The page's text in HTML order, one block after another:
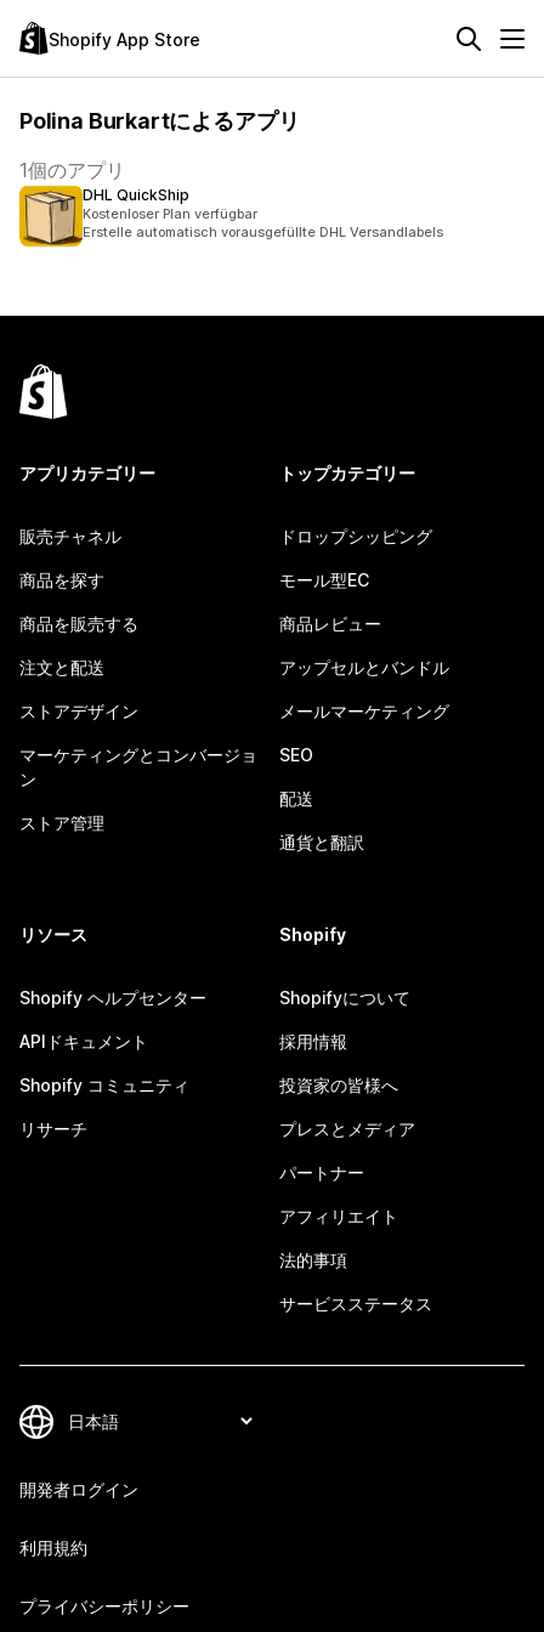
Shopify App Store
Polina Burkartによるアプリ
1個のアプリ
DHL QuickShip
Kostenloser Plan verfügbar
Erstelle automatisch vorausgefüllte DHL Versandlabels
アプリカテゴリー
販売チャネル
商品を探す
商品を販売する
注文と配送
ストアデザイン
マーケティングとコンバージョ
ン
ストア管理
トップカテゴリー
ドロップシッピング
モール型EC
商品レビュー
アップセルとバンドル
メールマーケティング
SEO
配送
通貨と翻訳
リソース
Shopify ヘルプセンター
APIドキュメント
Shopify コミュニティ
リサーチ
Shopify
Shopifyについて
採用情報
投資家の皆様へ
プレスとメディア
パートナー
アフィリエイト
法的事項
サービスステータス
開発者ログイン
利用規約
プライバシーポリシー